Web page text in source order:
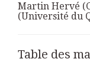
Martin Hervé
(Université du
Table des